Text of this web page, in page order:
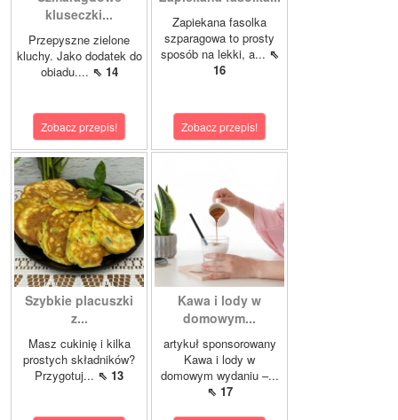
kluseczki...
Przepyszne zielone
kluchy. Jako dodatek do
obiadu.... ⇖ 14
Zobacz przepis!
Zapiekana fasolka
szparagowa to prosty
sposób na lekki, a... ⇖
16
Zobacz przepis!
Szybkie placuszki
z...
Masz cukinię i kilka
prostych składników?
Przygotuj... ⇖ 13
Kawa i lody w
domowym...
artykuł sponsorowany
Kawa i lody w
domowym wydaniu –...
⇖ 17